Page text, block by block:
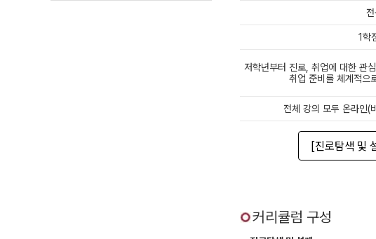
1학
저학년부터 진로, 취업에 대한 관
취업 준비를 체계적으
전체 강의 모두 온라인(
[진로탐색 및
커리큘럼 구성